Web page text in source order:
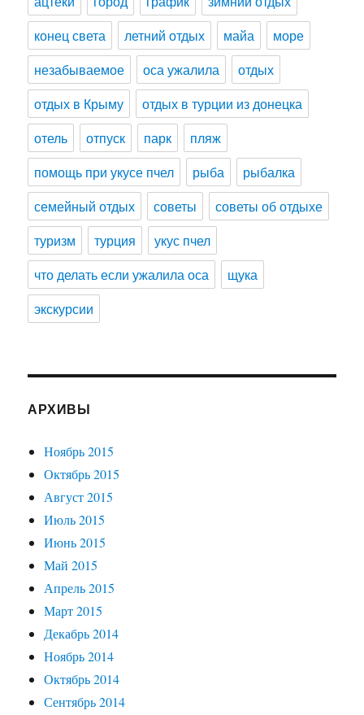
конец света
летний отдых майа
море
незабываемое
оса ужалила
отдых
отдых в Крыму
отдых в турции из донецка
отель
отпуск парк
пляж
помощь при укусе пчел
рыба
рыбалка
семейный отдых
советы
советы об отдыхе
туризм
турция
укус пчел
что делать если ужалила оса
щука
экскурсии
АРХИВЫ
Ноябрь 2015
Октябрь 2015
Август 2015
Июль 2015
Июнь 2015
Май 2015
Апрель 2015
Март 2015
Декабрь 2014
Ноябрь 2014
Октябрь 2014
Сентябрь 2014